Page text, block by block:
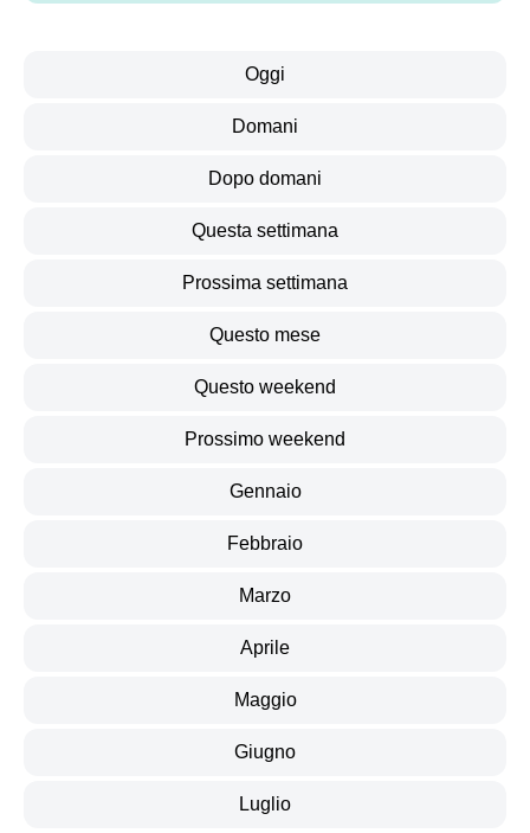
Oggi
Domani
Dopo domani
Questa settimana
Prossima settimana
Questo mese
Questo weekend
Prossimo weekend
Gennaio
Febbraio
Marzo
Aprile
Maggio
Giugno
Luglio